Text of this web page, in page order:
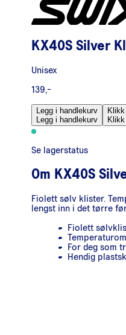
KX40S Silver
Unisex
139,-
Legg i handlekurv
Legg i handlekurv
Se lagerstatus
Om KX40S
Fiolett sølv klister.
lengst inn i det tørre
Fiolett
For deg som
Hendig